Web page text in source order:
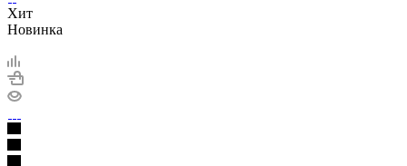
Хит
Новинка